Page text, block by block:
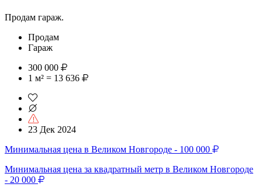
Продам гараж.
Продам
Гараж
300 000
1 м² = 13 636
23 Дек 2024
Минимальная цена в Великом Новгороде - 100 000
Минимальная цена за квадратный метр в Великом Новгороде
- 20 000